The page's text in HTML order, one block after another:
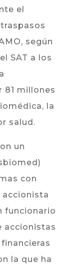
el
según
SAT a los
81 millones
la
salud.
un
con
accionista
funcionario
accionistas
la que ha